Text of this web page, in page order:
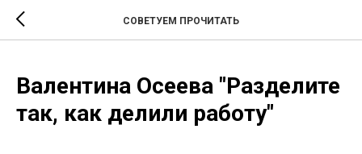
СОВЕТУЕМ ПРОЧИТАТЬ
Валентина Осеева "Разделите
так, как делили работу"